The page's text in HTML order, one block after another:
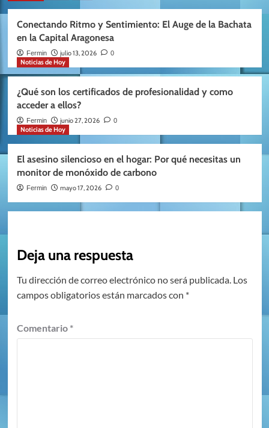
Conectando Ritmo y Sentimiento: El Auge de la Bachata
en la Capital Aragonesa
Fermin julio 13, 2026 0
Noticias de Hoy
¿Qué son los certificados de profesionalidad y como
acceder a ellos?
Fermin junio 27, 2026 0
Noticias de Hoy
El asesino silencioso en el hogar: Por qué necesitas un
monitor de monóxido de carbono
Fermin mayo 17, 2026 0
Deja una respuesta
Tu dirección de correo electrónico no será publicada. Los
campos obligatorios están marcados con *
Comentario *